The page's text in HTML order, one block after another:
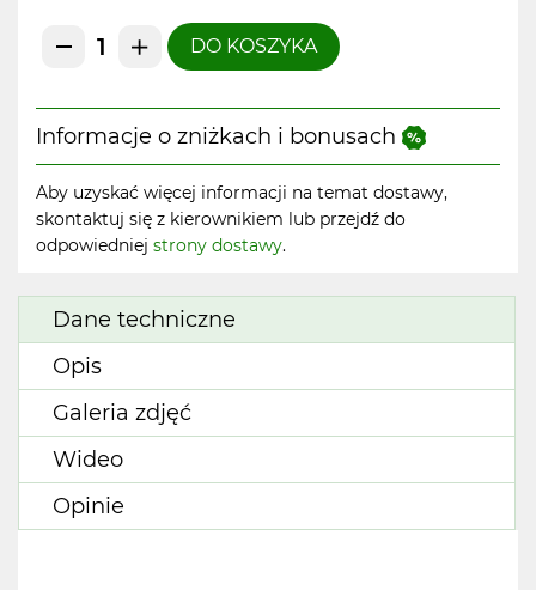
DO KOSZYKA
Informacje o zniżkach i bonusach
Aby uzyskać więcej informacji na temat dostawy,
skontaktuj się z kierownikiem lub przejdź do
odpowiedniej strony dostawy.
Dane techniczne
Opis
Galeria zdjęć
Wideo
Opinie